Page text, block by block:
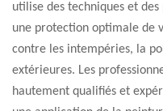
utilise des techniques et
une protection optimale de
contre les intempéries, la
extérieures. Les
hautement qualifiés et